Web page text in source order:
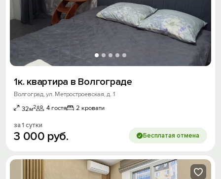
1к. квартира в Волгограде
Волгоград, ул. Метростроевская, д. 1
32м2 4 гостя 2 кровати
за 1 сутки
3 000 руб. Бесплатая отмена